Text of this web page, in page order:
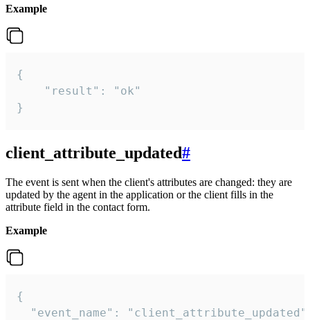
Example
{
    "result": "ok"
}
client_attribute_updated#
The event is sent when the client's attributes are changed: they are
updated by the agent in the application or the client fills in the
attribute field in the contact form.
Example
{
"event_name":